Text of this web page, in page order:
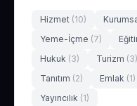
Hizmet (10)
Yeme-İçme (7)
Hukuk (3) Turizm (3)
Tanıtım (2) Emlak (1)
Yayıncılık (1)